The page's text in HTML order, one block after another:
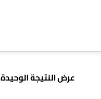
عرض النتيجة الوحيدة